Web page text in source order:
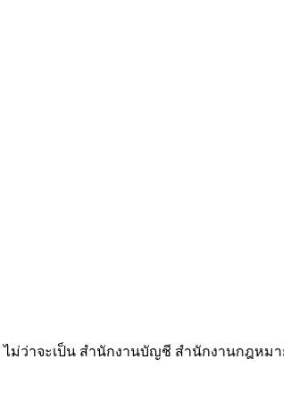
ะเป็น สำนักงานบัญชี สำนักงานกฎหมาย ท